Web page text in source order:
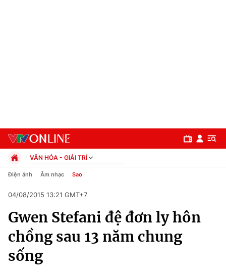
Chuyên mục
Chính trị
Xã hội
VĂN HÓA - GIẢI TRÍ
Chính trị
Pháp luật
Kinh tế
Thể thao
Truyền hình
Văn hóa - Giải trí
Y tế
Điện ảnh Âm nhạc Sao
04/08/2015 13:21 GMT+7
Gwen Stefani đệ đơn ly hôn
chồng sau 13 năm chung
sống